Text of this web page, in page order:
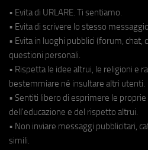
• Evita di URLARE. Ti sentiamo.
• Evita di scrivere lo stesso
• Evita in luoghi pubblici (forum,
questioni personali.
• Rispetta le idee altrui, le religioni e
bestemmiare né insultare altri utenti.
• Sentiti libero di esprimere le
dell'educazione e del rispetto altrui.
• Non inviare messaggi pubblicitari,
simili.